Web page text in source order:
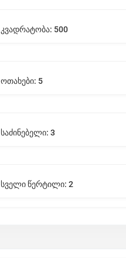
კვადრატობა: 500
ოთახები: 5
საძინებელი: 3
სველი წერტილი: 2